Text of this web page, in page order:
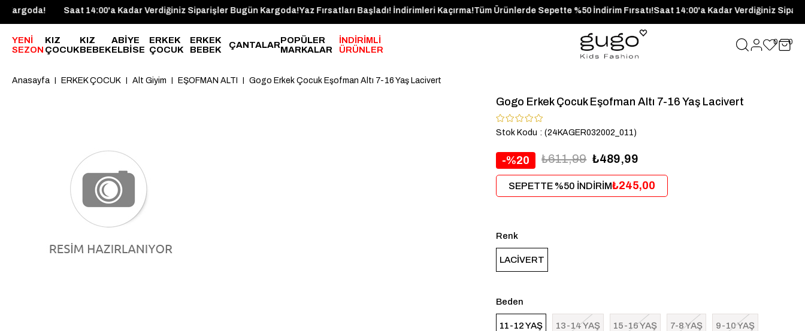
Bugün Kargoda! Saat 14:00'a Kadar Verdiğiniz Siparişler Bugün Kargoda!Yaz Fırsatları Başladı! İndirimleri Kaçırma!Tüm Ürünlerde Sepette %50 İndirim Fırsatı!Saat 14:00'a Kadar
YENİ
SEZON
KIZ
ÇOCUK
KIZ
BEBEK
ABİYE
ELBİSE
ERKEK
ÇOCUK
ERKEK
BEBEK
ÇANTALARPOPÜLER
MARKALAR
İNDİRİMLİ
ÜRÜNLER
0 0
Anasayfa ERKEK ÇOCUK Alt Giyim EŞOFMAN ALTI Gogo Erkek Çocuk Eşofman Altı 7-16 Yaş Lacivert
Gogo Erkek Çocuk Eşofman Altı 7-16 Yaş Lacivert
Stok Kodu (24KAGER032002_011)
20 ₺611,99 ₺489,99
SEPETTE %50 İNDİRİM₺245,00
Renk
LACİVERT
Beden
11-12 YAŞ 13-14 YAŞ 15-16 YAŞ 7-8 YAŞ 9-10 YAŞ